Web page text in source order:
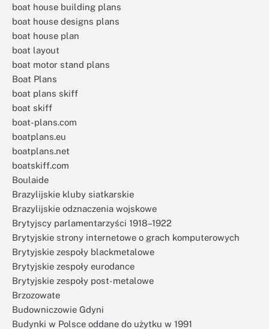
boat house building plans
boat house designs plans
boat house plan
boat layout
boat motor stand plans
Boat Plans
boat plans skiff
boat skiff
boat-plans.com
boatplans.eu
boatplans.net
boatskiff.com
Boulaide
Brazylijskie kluby siatkarskie
Brazylijskie odznaczenia wojskowe
Brytyjscy parlamentarzyści 1918–1922
Brytyjskie strony internetowe o grach komputerowych
Brytyjskie zespoły blackmetalowe
Brytyjskie zespoły eurodance
Brytyjskie zespoły post-metalowe
Brzozowate
Budowniczowie Gdyni
Budynki w Polsce oddane do użytku w 1991